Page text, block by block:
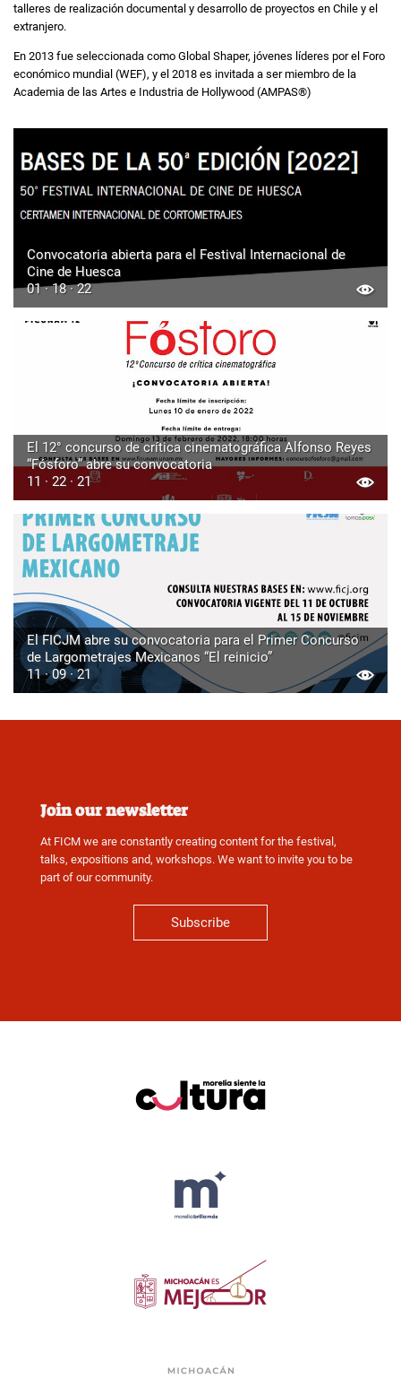
talleres de realización documental y desarrollo de proyectos en Chile y el
extranjero.
En 2013 fue seleccionada como Global Shaper, jóvenes líderes por el Foro
económico mundial (WEF), y el 2018 es invitada a ser miembro de la
Academia de las Artes e Industria de Hollywood (AMPAS®)
Convocatoria abierta para el Festival Internacional de
Cine de Huesca
01 · 18 · 22
El 12° concurso de crítica cinematográfica Alfonso Reyes
“Fósforo” abre su convocatoria
11 · 22 · 21
El FICJM abre su convocatoria para el Primer Concurso
de Largometrajes Mexicanos “El reinicio”
11 · 09 · 21
Join our newsletter
At FICM we are constantly creating content for the festival,
talks, expositions and, workshops. We want to invite you to be
part of our community.
Subscribe